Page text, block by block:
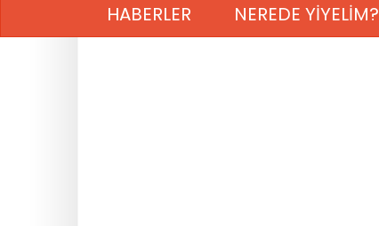
HABERLER NEREDE YIYELIM?